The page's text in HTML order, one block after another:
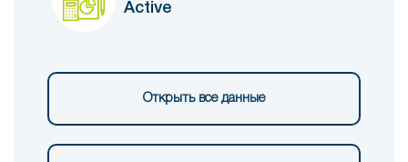
Active
Открыть все данные